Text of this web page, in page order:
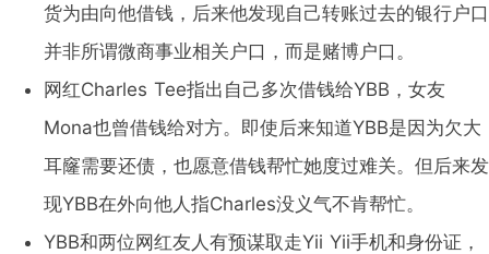
货为由向他借钱，后来他发现自己转账过去的银行户口
并非所谓微商事业相关户口，而是赌博户口。
网红Charles Tee指出自己多次借钱给YBB，女友
Mona也曾借钱给对方。即使后来知道YBB是因为欠大
耳窿需要还债，也愿意借钱帮忙她度过难关。但后来发
现YBB在外向他人指Charles没义气不肯帮忙。
YBB和两位网红友人有预谋取走Yii Yii手机和身份证，